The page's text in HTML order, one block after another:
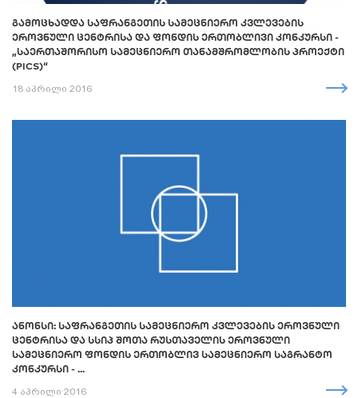
ᲒᲐᲛᲝᲪᲮᲐᲓᲓᲐ ᲡᲐᲤᲠᲐᲜᲒᲔᲗᲘᲡ ᲡᲐᲛᲔᲪᲜᲘᲔᲠᲝ ᲙᲕᲚᲔᲕᲔᲑᲘᲡ
ᲔᲠᲝᲕᲜᲣᲚᲘ ᲪᲔᲜᲢᲠᲘᲡᲐ ᲓᲐ ᲤᲝᲜᲓᲘᲡ ᲔᲠᲗᲝᲑᲚᲘᲕᲘ ᲙᲝᲜᲙᲣᲠᲡᲘ -
„ᲡᲐᲔᲠᲗᲐᲨᲝᲠᲘᲡᲝ ᲡᲐᲛᲔᲪᲜᲘᲔᲠᲝ ᲗᲐᲜᲐᲛᲨᲠᲝᲛᲚᲝᲑᲘᲡ ᲞᲠᲝᲔᲥᲢᲘ
(PICS)“
18 აპრილი 2016
ᲐᲜᲝᲜᲡᲘ: ᲡᲐᲤᲠᲐᲜᲒᲔᲗᲘᲡ ᲡᲐᲛᲔᲪᲜᲘᲔᲠᲝ ᲙᲕᲚᲔᲕᲔᲑᲘᲡ ᲔᲠᲝᲕᲜᲣᲚᲘ
ᲪᲔᲜᲢᲠᲘᲡᲐ ᲓᲐ ᲡᲡᲘᲞ ᲨᲝᲗᲐ ᲠᲣᲡᲗᲐᲕᲔᲚᲘᲡ ᲔᲠᲝᲕᲜᲣᲚᲘ
ᲡᲐᲛᲔᲪᲜᲘᲔᲠᲝ ᲤᲝᲜᲓᲘᲡ ᲔᲠᲗᲝᲑᲚᲘᲕ ᲡᲐᲛᲔᲪᲜᲘᲔᲠᲝ ᲡᲐᲒᲠᲐᲜᲢᲝ
ᲙᲝᲜᲙᲣᲠᲡᲘ - ...
4 აპრილი 2016